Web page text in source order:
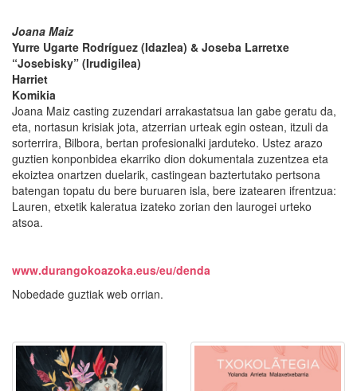
Joana Maiz
Yurre Ugarte Rodríguez (Idazlea) & Joseba Larretxe
“Josebisky” (Irudigilea)
Harriet
Komikia
Joana Maiz casting zuzendari arrakastatsua lan gabe geratu da,
eta, nortasun krisiak jota, atzerrian urteak egin ostean, itzuli da
sorterrira, Bilbora, bertan profesionalki jarduteko. Ustez arazo
guztien konponbidea ekarriko dion dokumentala zuzentzea eta
ekoiztea onartzen duelarik, castingean baztertutako pertsona
batengan topatu du bere buruaren isla, bere izatearen ifrentzua:
Lauren, etxetik kaleratua izateko zorian den laurogei urteko
atsoa.
www.durangokoazoka.eus/eu/denda
Nobedade guztiak web orrian.